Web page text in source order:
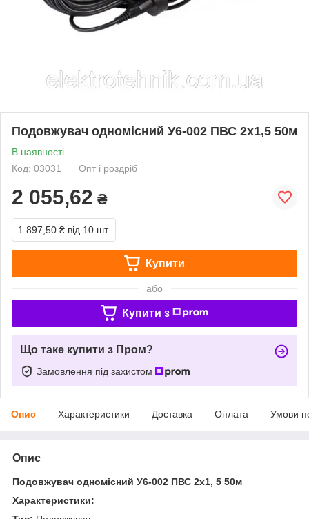
Подовжувач одномісний У6-002 ПВС 2х1,5 50м
В наявності
Код: 03031
Опт і роздріб
2 055,62 ₴
1 897,50 ₴ від 10 шт.
Купити
або
Купити з
Що таке купити з Пром?
Замовлення під захистом
Опис Характеристики Доставка Оплата Умови
Опис
Подовжувач одномісний У6-002 ПВС 2х1, 5 50м
Характеристики: